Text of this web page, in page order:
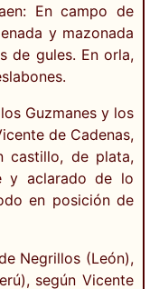
En campo de
y mazonada
de gules. En orla,
Guzmanes y los
de Cadenas,
castillo, de plata,
y aclarado de lo
en posición de
Negrillos (León),
según Vicente